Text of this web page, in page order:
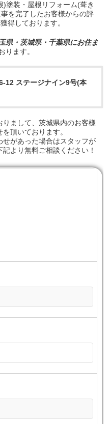
塗装・屋根リフォーム(葺き
を完了したお客様からの評
しております。
県・茨城県・千葉県にお住ま
ります。
12 ステージナイン9号(本
まして、茨城県内のお客様
頂いております。
があった場合はスタッフが
より無料ご相談ください！